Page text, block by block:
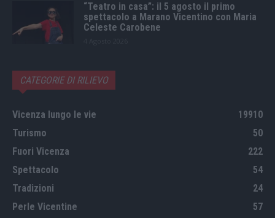
“Teatro in casa”: il 5 agosto il primo
spettacolo a Marano Vicentino con Maria
Celeste Carobene
CATEGORIE DI RILIEVO
Vicenza lungo le vie
19910
Turismo
50
Fuori Vicenza
222
Spettacolo
54
Tradizioni
24
Perle Vicentine
57